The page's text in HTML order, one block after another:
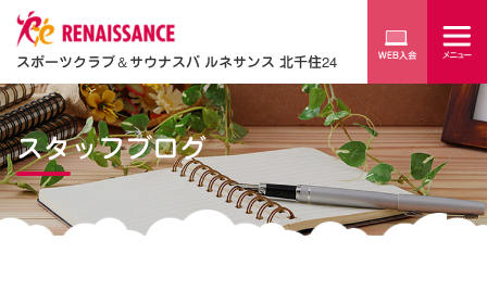
スポーツクラブ＆サウナスパ ルネサンス 北千住24
スタッフブログ